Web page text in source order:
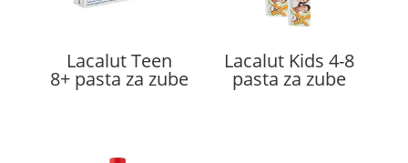
Lacalut Teen
8+ pasta za zube
Lacalut Kids 4-8
pasta za zube